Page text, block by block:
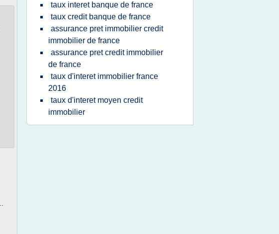
taux interet banque de france
taux credit banque de france
assurance pret immobilier credit
immobilier de france
assurance pret credit immobilier
de france
taux d'interet immobilier france
2016
taux d'interet moyen credit
immobilier